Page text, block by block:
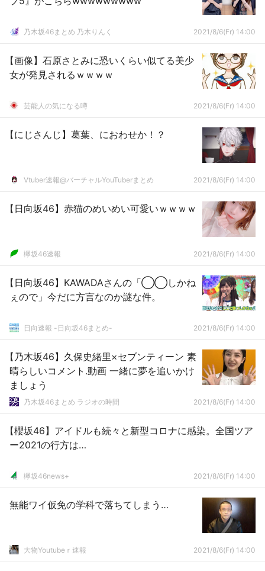
乃木坂46まとめ 乃木りんく 2021/8/6(Fr) 14:00
【画像】石原さとみに恐いくらい似てる美少
女が発見されるｗｗｗｗ
芸能人の気になる噂 2021/8/6(Fr) 14:00
【にじさんじ】葛葉、におわせか！？
Vtuber速報@バーチャルYouTuberまとめ 2021/8/6(Fr) 14:00
【日向坂46】赤猫のめいめい可愛いｗｗｗｗ
欅坂46速報 2021/8/6(Fr) 14:00
【日向坂46】KAWADAさんの「◯◯しかね
ぇので」今だに方言なのか謎な件。
日向速報 -日向坂46まとめ- 2021/8/6(Fr) 14:00
【乃木坂46】久保史緒里×セブンティーン 素
晴らしいコメント.動画 一緒に夢を追いかけ
ましょう
乃木坂46まとめ ラジオの時間 2021/8/6(Fr) 14:00
【櫻坂46】アイドルも続々と新型コロナに感染。全国ツア
ー2021の行方は…
欅坂46news+ 2021/8/6(Fr) 14:00
無能ワイ仮免の学科で落ちてしまう…
大物Youtubeｒ速報 2021/8/6(Fr) 14:00